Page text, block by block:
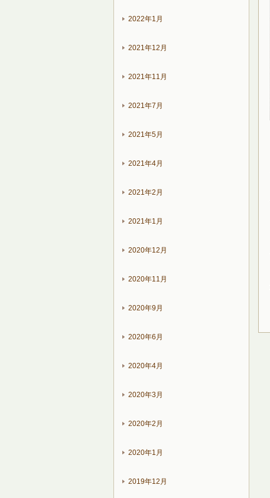
2022年1月
2021年12月
2021年11月
2021年7月
2021年5月
2021年4月
2021年2月
2021年1月
2020年12月
2020年11月
2020年9月
2020年6月
2020年4月
2020年3月
2020年2月
2020年1月
2019年12月